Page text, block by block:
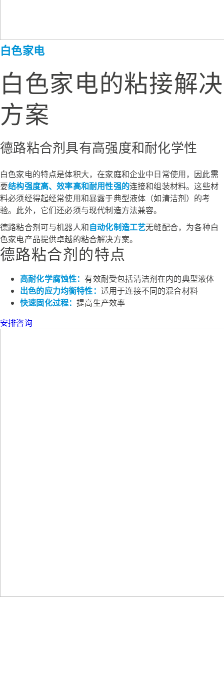
白色家电
白色家电的粘接解决
方案
德路粘合剂具有高强度和耐化学性
白色家电的特点是体积大，在家庭和企业中日常使用，因此需
要结构强度高、效率高和耐用性强的连接和组装材料。这些材
料必须经得起经常使用和暴露于典型液体（如清洁剂）的考
验。此外，它们还必须与现代制造方法兼容。
德路粘合剂可与机器人和自动化制造工艺无缝配合，为各种白
色家电产品提供卓越的粘合解决方案。
德路粘合剂的特点
高耐化学腐蚀性： 有效耐受包括清洁剂在内的典型液体
出色的应力均衡特性： 适用于连接不同的混合材料
快速固化过程：提高生产效率
安排咨询